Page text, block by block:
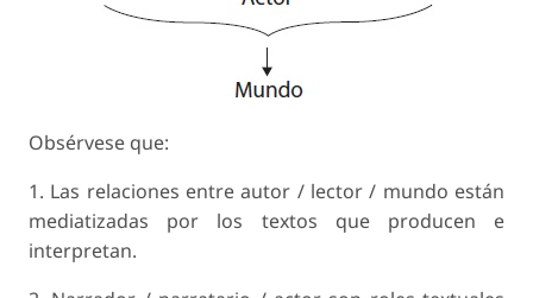
Obsérvese que:
1. Las relaciones entre autor / lector / mundo están
mediatizadas por los textos que producen e
interpretan.